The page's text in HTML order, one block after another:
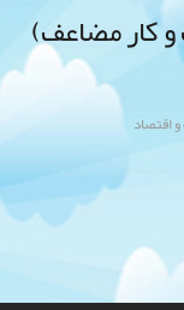
کار مضاعف)
اقتصاد